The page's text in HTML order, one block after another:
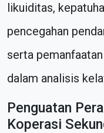
likuiditas,
pencegahan
serta
dalam analisis
Penguatan
Koperasi